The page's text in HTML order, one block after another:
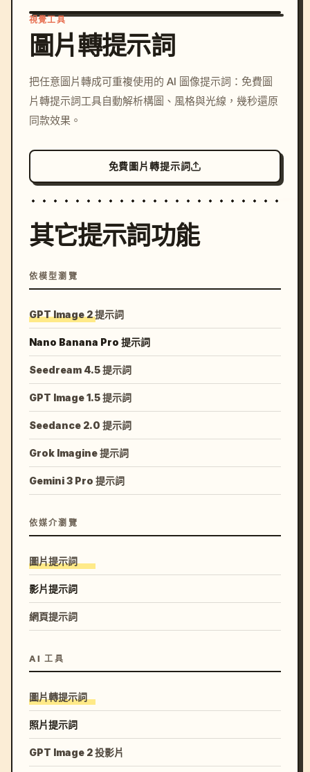
c, cyberpunk sunset, neon
colors, 8k --v 6.0
視覺工具
圖片轉提示詞
把任意圖片轉成可重複使用的 AI 圖像提示詞：免費圖
片轉提示詞工具自動解析構圖、風格與光線，幾秒還原
同款效果。
免費圖片轉提示詞
其它提示詞功能
依模型瀏覽
GPT Image 2 提示詞
Nano Banana Pro 提示詞
Seedream 4.5 提示詞
GPT Image 1.5 提示詞
Seedance 2.0 提示詞
Grok Imagine 提示詞
Gemini 3 Pro 提示詞
依媒介瀏覽
圖片提示詞
影片提示詞
網頁提示詞
AI 工具
圖片轉提示詞
照片提示詞
GPT Image 2 投影片